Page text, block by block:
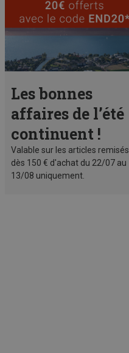
Les bonnes
affaires de l’été
continuent !
Valable sur les articles remisés
dès 150 € d'achat du 22/07 au
13/08 uniquement.